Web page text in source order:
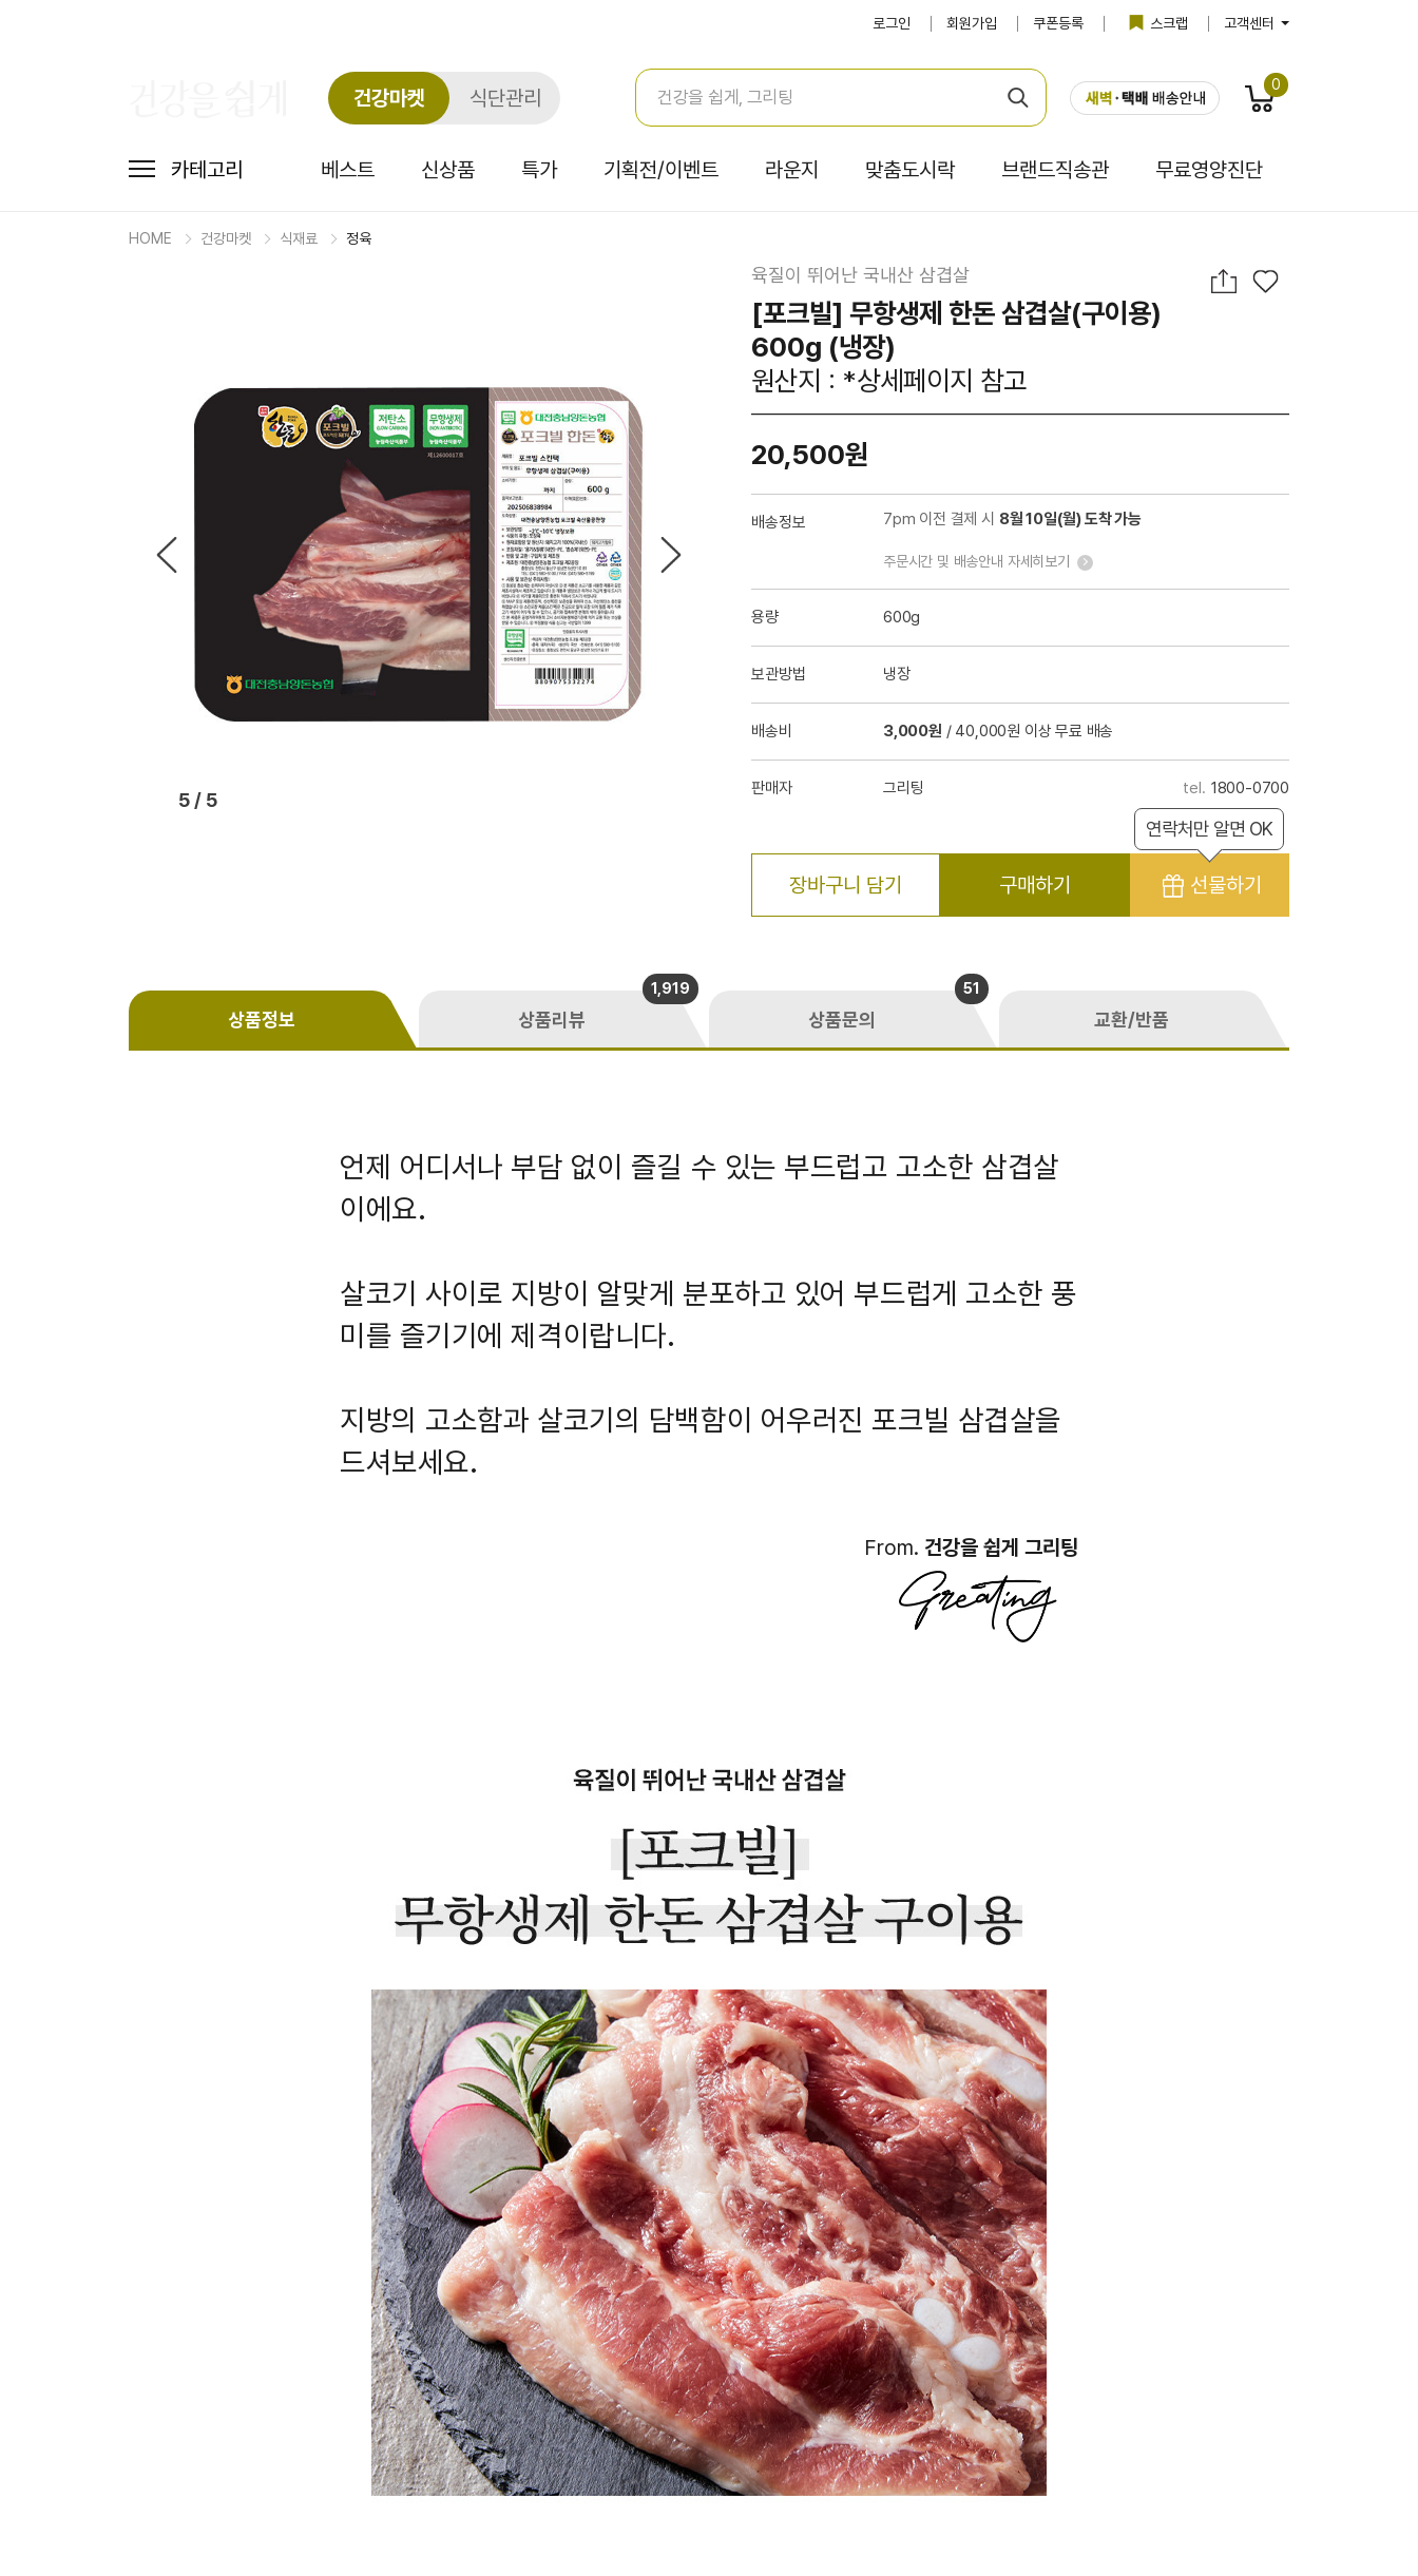
로그인 회원가입 쿠폰등록 스크랩 고객센터
건강마켓 식단관리
0
카테고리 베스트 신상품 특가 기획전/이벤트 라운지 맞춤도시락 브랜드직송관 무료영양진단
HOME 건강마켓 식재료 정육
1/ 5
육질이 뛰어난 국내산 삼겹살
[포크빌] 무항생제 한돈 삼겹살(구이용)
600g (냉장)
원산지 : *상세페이지 참고
20,500원
배송정보 7pm 이전 결제 시 8월 10일(월) 도착 가능
주문시간 및 배송안내 자세히보기
용량 600g
보관방법 냉장
배송비 3,000원 / 40,000원 이상 무료 배송
판매자 그리팅 1800-0700
장바구니 담기 구매하기 선물하기
연락처만 알면 OK
상품정보 상품리뷰
1,919
상품문의
51
교환/반품
언제 어디서나 부담 없이 즐길 수 있는 부드럽고 고소한 삼겹살
이에요.
살코기 사이로 지방이 알맞게 분포하고 있어 부드럽게 고소한 풍
미를 즐기기에 제격이랍니다.
지방의 고소함과 살코기의 담백함이 어우러진 포크빌 삼겹살을
드셔보세요.
From. 건강을 쉽게 그리팅